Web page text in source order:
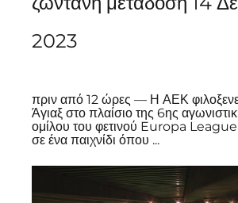
2023
πριν από 12 ώρες — Η ΑΕΚ
Άγιαξ στο πλαίσιο της 6ης
ομίλου του φετινού Europa
σε ένα παιχνίδι όπου ...